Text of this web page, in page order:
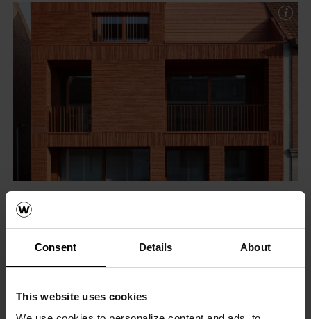
Consent Details About
This website uses cookies